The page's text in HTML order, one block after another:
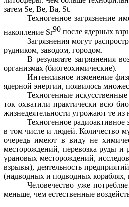
затем Se, Be, Ba, St.
Техногенное загрязнение
накопление Sr90 после ядерных
Загрязнения могут
рудником, заводом, городом.
В результате загрязнения
организмах (биогеохимические).
Интенсивное изменение
ядерной энергии, появилось
Техногенные
ток охватили практически всю
жизнедеятельности угрожают те
Техногенное
в том числе и людей. Количество
очередь имеют в виду не
месторождений, перевозка руды и
урановых месторождений,
взрывы), деятельность
(надводных и подводных
Человечество уже
меньше, чем естественные